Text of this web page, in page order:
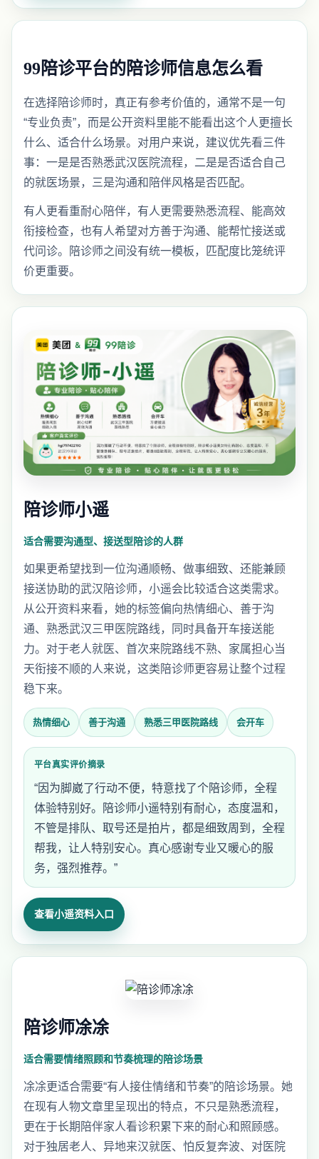
99陪诊平台的陪诊师信息怎么看
在选择陪诊师时，真正有参考价值的，通常不是一句
“专业负责”，而是公开资料里能不能看出这个人更擅长
什么、适合什么场景。对用户来说，建议优先看三件
事：一是是否熟悉武汉医院流程，二是是否适合自己
的就医场景，三是沟通和陪伴风格是否匹配。
有人更看重耐心陪伴，有人更需要熟悉流程、能高效
衔接检查，也有人希望对方善于沟通、能帮忙接送或
代问诊。陪诊师之间没有统一模板，匹配度比笼统评
价更重要。
陪诊师小遥
适合需要沟通型、接送型陪诊的人群
如果更希望找到一位沟通顺畅、做事细致、还能兼顾
接送协助的武汉陪诊师，小遥会比较适合这类需求。
从公开资料来看，她的标签偏向热情细心、善于沟
通、熟悉武汉三甲医院路线，同时具备开车接送能
力。对于老人就医、首次来院路线不熟、家属担心当
天衔接不顺的人来说，这类陪诊师更容易让整个过程
稳下来。
热情细心 善于沟通 熟悉三甲医院路线 会开车
平台真实评价摘录
“因为脚崴了行动不便，特意找了个陪诊师，全程
体验特别好。陪诊师小遥特别有耐心，态度温和，
不管是排队、取号还是拍片，都是细致周到，全程
帮我，让人特别安心。真心感谢专业又暖心的服
务，强烈推荐。”
查看小遥资料入口
陪诊师凃凃
适合需要情绪照顾和节奏梳理的陪诊场景
凃凃更适合需要“有人接住情绪和节奏”的陪诊场景。她
在现有人物文章里呈现出的特点，不只是熟悉流程，
更在于长期陪伴家人看诊积累下来的耐心和照顾感。
对于独居老人、异地来汉就医、怕反复奔波、对医院